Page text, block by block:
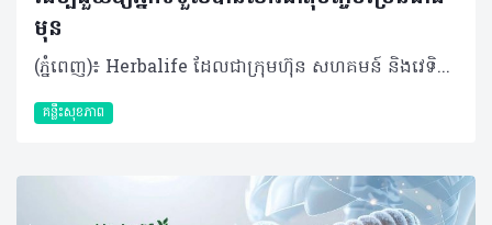
មុន
(ភ្នំពេញ)៖ Herbalife ដែលជាក្រុមហ៊ុន សហគមន៍ និងវេទិកាភ្ជាប់ទំនាក់ទំនង លំដាប់ថ្នាក់ពិភពលោក ផ្នែកសុខភាព និងសុខុមាលភាពបានចែករំលែកអំពី ការចាប់គូរអាហារដោយឆ្លាតវៃ ដើម្បីជួយឱ្យអ្នកទទួលបានសារធាតុចិញ្ចឹមច្រើនជាងមុន។ អាហារូបត្ថម្ភល្អមិនមែនសំដៅលើការទទួលទានតែអាហារដែលកំពូល (Superfood) ឬវីតាមីនតែមួយមុខៗនោះទេ។ ផ្ទុយទៅវិញគឺជាការទទួលទានឱ្យមានតុល្យភាពចម្រុះមុខ ដើម្បីផ្តល់សារធាតុចិញ្ចឹមគ្រប់គ្រាន់ដល់រាងកាយសម្រាប់ការលូតលាស់ និងសុខុមាលភាពទូទៅ។ ការចាប់គូអាហារនឹងជួយឱ្យរាងកាយស្រូបយក និងប្រើប្រាស់សារធាតុចិញ្ចឹមទាំងនោះបានកាន់តែមានប្រសិទ្ធភាព។ វិទ្យាសាស្ត្រអាហារូបត្ថម្ភបានទទួលស្គាល់ថា ការរួមបញ្ចូលគ្នានៃអាហារមួយចំនួនអាចមានឥទ្ធិពលលើកម្រិតសារធាតុចិញ្ចឹមអាចត្រូវបានស្រូបយក និងប្រើប្រាស់ដោយរាងកាយ។ ដូចនេះ អ្នកក៏មានអំណាចអាចជម្រុញការស្រូបយកសារធាតុចិញ្ចឹមនៃសារពាង្គកាយខាងក្នុងបានផងដែរ តាមរយៈការផ្គួរផ្គងអាហារនីមួយៗដោយខ្លួនឯង។ វិធីមួយក្នុងចំណោមវិធីដែលងាយស្រួលបំផុតនោះ គឺការផ្លាស់ប្តូរមុខម្ហូប និងការទទួលទានអាហារសុខភាពចម្រុះឱ្យបានទៀងទាត់ ជាជាងការទទួលទានអាហារដដែលៗរាល់ថ្ងៃ។ តើអ្នកមានដឹងទេថាការផ្គូរផ្គងអាហារមួយចំនួនអាចផ្តល់អត្ថប្រយោជន៍ដល់រាងកាយច្រើនជាងការដែលអ្នកញ៉ាំអាហារទាំងនោះដាច់ដោយឡែកពីគ្នា? ការចាប់គូរអាហារឆ្លាតវៃទាំង ៥ យ៉ាង៖ បន្លែចម្រុះ ដូចជា ស្ពៃពួយឡេង ការ៉ុត ម្ទេសប្លោក និងប៉េងប៉ោះ មានផ្ទុកសារធាតុ Carotenoids មិនត្រឹមតែធ្វើឱ្យរុក្ខជាតិមានពណ៌ស្រស់ស្អាតប៉ុណ្ណឹងទេ ប៉ុន្តែវាក៏ដើរតួជាសារធាតុប្រឆាំងអុកស៊ីតកម្មផងដែរ។ សមាសធាតុនេះវារលាយក្នុងខ្លាញ់ មានន័យថាវានឹងត្រូវបានស្រូបយកបានល្អប្រសើរ នៅពេលញ៉ាំជាមួយជាតិខ្លាញ់ខ្លះ។ អ្នកអាចបន្ថែមជាតិខ្លាញ់ល្អបានតាមវិធីជាច្រើន៖ លាយប្រេងអូលីវលើសាឡាត់ បន្ថែមគ្រាប់ធញ្ញជាតិបន្តិចបន្តួចទៅក្នុងបន្លែឆ្អិន ឬបន្ថែមផ្លែបឺរជាដើម។ តាមរយៈការធ្វើបែបនេះ រាងកាយរបស់អ្នកអាចស្រូបយកសារធាតុប្រឆាំងអុកស៊ីតកម្មដ៏មានប្រយោជន៍ទាំងនេះបានកាន់តែប្រសើរ។ វីតាមីន C ជាមួយជាតិដែក ជួយទ្រទ្រង់ដល់ដំណើរអុកស៊ីសែន និងជួយដល់មេតាប៉ូលីសក្នុងការបំប្លែងអាហារជាថាមពល។ វីតាមីន និងជាតិដែកនេះមាននៅក្នុងប្រភពរុក្ខជាតិ និងសាច់សត្វ។ ជាតិដែកប្រភេទ Heme ដែលមាននៅក្នុង សាច់បក្សី ត្រី និងស៊ុត រាងកាយងាយស្រូបយកដោយមានប្រសិទ្ធភាព ខណៈដែលជាតិដែកប្រភេទ Non-heme ពីអាហាររុក្ខជាតិដូចជា សណ្តែក សណ្តែកបណ្តុះ ស្ពៃពួយឡេង និងធញ្ញជាតិ រាងកាយស្រូបយកបានតិចតែប៉ុណ្ណោះ។ វីតាមីន C ជួយបង្កើនការស្រូបយកជាតិដែកប្រភេទ Non-heme នេះ។ អ្នកអាចទទួលទានបន្ថែមវីតាមីន C រួមគ្នា តួយ៉ាងការទទួលទានប៉េងប៉ោះ ផ្លែក្រូច និងស្ត្របឺរី ដោយយកពួកវាទៅលាយបញ្ចូលនិងមុខម្ហូបដទៃដែលសម្បូរវីតាមីន C ស្រាប់ ដើម្បីជួយឱ្យរាងកាយរបស់អ្នកស្រូបយកជាតិដែកប្រភេទ Non-heme នេះបានដោយមានប្រសិទ្ធភាព។ អាហារក្រឡុកប្រូតេអ៊ីន ដែលមានបន្ថែមជាតិដែកមករួចស្រេច ក៏អាចជួយបំពេញតម្រូវការជាតិដែកបានដែរ ហើយនៅពេលចាប់គូជាមួយអាហារសម្បូរវីតាមីន C ជាតិដែកនឹងត្រូវបានស្រូបយកយ៉ាងល្អប្រសើរ។​ ដូច្នោះអ្នកអាចសាកបន្ថែមផ្លែឈើដូចជា ផ្លែម្នាស់ ស្ត្រប៊ឺរី ឬផ្លែស្វាយ ទៅក្នុងអាហារក្រឡុករបស់អ្នកបាន។ ការបន្ថែមបន្តិចបន្តួចទាំងនេះ អាចបង្កើតភាពខុសប្លែកគ្នា ក្នុងការបំពេញតម្រូវការសារធាតុចិញ្ចឹមប្រចាំថ្ងៃបាន។ តែបៃតង ជាមួយអាហារដែលសម្បូរវីតាមីន C តែបៃតងមានសមាសធាតុរុក្ខជាតិដ៏មានប្រយោជន៍ហៅថា Catechins ដែលដើរតួជាសារធាតុប្រឆាំងអុកស៊ីតកម្ម។ ការបន្ថែមក្រូចឆ្មារទៅក្នុងតែរបស់អ្នក ឬការទទួលទានវារួមជាមួយផ្លែឈើដែលសម្បូរវីតាមីន C (ដូចជា ក្រូច ស្ត្រប៊ឺរី ឬគីវី) ជួយឱ្យការស្រូបយកសមាសធាតុទាំងនេះមានភាពប្រសើរឡើង។ ប្រសិនបើអ្នកមានទម្លាប់ទទួលទានតែបៃតង ការចាប់គូវាជាមួយអាហារសម្រន់ដែលមានតុល្យភាព និងមានវីតាមីន C គឺរឹតតែល្អ។ ហើយប្រសិនបើអាហារសម្រន់របស់អ្នកមានជាតិប្រូតេអ៊ីន និងជាតិសរសៃ (Fiber) ច្រើនទៀត នោះវាកាន់តែប្រសើរព្រោះវានឹងជួយផ្តល់ថាមពលបានយូរ។ វីតាមីន D ជាមួយអាហារសម្បូរកាល់ស្យូម៖ វីតាមីន D ចាំបាច់សម្រាប់ជួយឱ្យរាងកាយស្រូបយកកាល់ស្យូម ដែលទ្រទ្រង់ដល់សុខភាពឆ្អឹង និងមុខងារសាច់ដុំ។ ត្រីដែលមានជាតិខ្លាញ់ដូចជា ត្រីសាល់ម៉ុន ត្រីបេកា និង ស៊ុតផ្តល់​​នូវវីតាមីន D បន្លែស្លឹកបៃតង អាហារធ្វើពីទឹកដោះគោ និងភេសជ្ជៈធ្វើពីរុក្ខជាតិដែលបន្ថែមសារធាតុចិញ្ចឹម ជួយផ្តល់នូវកាល់ស្យូម។ សម្រាប់អ្នកដែលមិនសូវទទួលទានសាច់ ផលិតផលដែលមានសារធាតុចិញ្ចឹម ឬអាហារបំប៉នដែលផ្តល់វីតាមីន D អាចជួយបំពេញចន្លោះខ្វះខាតទាំងនេះបាន។ នៅពេលរួមបញ្ចូលគ្នាជាមួយអាហារសម្បូរកាល់ស្យូម មិនថាពីប្រភពរុក្ខជាតិ ឬសត្វនោះទេ ពួកវាអាចជួយទ្រទ្រង់តម្រូវការរាងកាយរបស់អ្នកបាន។ មនុស្សពេញវ័យជាច្រើនមិនសូវទទួលទានប្រូតេអ៊ីន និងជាតិសរសៃបានគ្រប់គ្រាន់តាមតម្រូវការប្រចាំថ្ងៃនោះទេ សារធាតុទាំងពីរនេះសុទ្ធតែសំខាន់សម្រាប់ទ្រទ្រង់ភាពឆ្អែត។ ដូច្នេះការរួមបញ្ចូលប្រូតេអ៊ីនជាមួយអាហារដែលមានជាតិសរសៃខ្ពស់ អាចជួយឱ្យអ្នកមានអារម្មណ៍ឆ្អែតបានយូរ ហើយជាតិសរសៃក៏ជួយដល់សុខភាពប្រព័ន្ធរំលាយអាហារផងដែរ។ សរុបសេចក្តីមកវិញ អាហារូបត្ថម្ភល្អ មិនមែនជាច្បាប់ដ៏តឹងរ៉ឹង ឬការដេញតាមញ៉ាំតែអាហារកំពូល Superfood ណាមួយនោះទេ។ វាគឺជាការផ្តល់ឱ្យរាងកាយរបស់អ្នកនូវសារធាតុចិញ្ចឹមដែលវាត្រូវការឱ្យបានទៀងទាត់ តាមរបៀបដែលសមស្របនឹងរបៀបរស់នៅរបស់អ្នក។ ការទទួលទានអាហារចម្រុះមានន័យថា អ្នកនឹងទទួលបានអត្ថប្រយោជន៍ពីការចាប់គូអាហារទាំងនេះ។ ខណៈពេលដែលអាហារធម្មជាតិគឺជាអាហារចម្បងនៃរបបអាហារ ផលិតផលដែលបន្ថែមសារធាតុចិញ្ចឹម អាហារក្រឡុកប្រូតេអ៊ីន សុទ្ធតែអាចប្រើជារបស់ជំនួយបំពេញចន្លោះខ្វះខាត ជាពិសេសនៅពេលដែលអ្នកមមាញឹកហើយត្រូវការឱ្យរាងកាយអ្នកមានអាហារូបត្ថម្ភគ្រប់គ្រាន់។ អាហារូបត្ថម្ភ មិនមែនទាមទារភាពល្អឥតខ្ចោះនោះទេ ប៉ុន្តែវាទាមទារនូវភាពជាប់លាប់ក្នុងការអនុវត្ត។ តាមរយៈការរួមបញ្ចូលគ្នារវាងការចាប់គូអាហារ ជាមួយនឹងការជ្រើសរើសអាហារដែលផ្ដល់សុខភាពល្អ រួមមានប្រូតេអ៊ីនពី ប្រភពរុក្ខជាតិ និងសត្វ បន្លែផ្លែឈើ គ្រាប់ធញ្ញជាតិដែលសម្បូរជាតិសរសៃ និងខ្លាញ់ល្អ អ្នកនឹងនឹងទទួលបាននូវអាហារូបត្ថម្ភដែលប្រកបដោយនិរន្តរភាព ដើម្បីផ្ដល់ឱ្យរាងកាយនូវអ្វីដែលវាត្រូវការជាចាំបាច់ពីមួយថ្ងៃទៅមួយថ្ងៃ។ អំពីក្រុមហ៊ុន Herbalife ក្រុមហ៊ុន Herbalife (NYSE: HLF) គឺជាក្រុមហ៊ុនសុខភាព និងសុខុមាលភាពឈានមុខគេ និងជាសហគមន៍ដែលកំពុងផ្លាស់ប្តូរជីវិតរបស់មនុស្សជាមួយនឹងផលិតផលអាហារូបត្ថម្ភដ៏អស្ចារ្យ និងជាឱកាសអាជីវកម្មសម្រាប់សមាជិកឯករាជ្យ​របស់ខ្លួនចាប់តាំងពីឆ្នាំ 1980។ ក្រុមហ៊ុនផ្តល់ជូននូវផលិតផលដែលគាំទ្រដោយវិទ្យាសាស្រ្តដល់អ្នកប្រើប្រាស់នៅក្នុងទីផ្សារជាង 90។ តាមរយៈសមាជិកឯករាជ្យដែលផ្តល់ជូននូវការបណ្តុះបណ្តាលមួយទល់មួយ និងផ្តល់ការគាំទ្រសហគមន៍ដោយបំផុសគំនិតឱ្យអតិថិជនប្រកាន់ខ្ជាប់នូវរបៀបរស់នៅដែលមានភាពសកម្ម។
គន្លឹះសុខភាព